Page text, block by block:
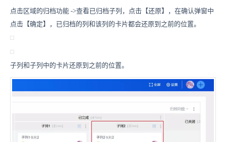
点击区域的归档功能 ->查看已归档子列，点击【还原】，在确认弹窗中
点击【确定】，已归档的列和该列的卡片都会还原到之前的位置。
子列和子列中的卡片还原到之前的位置。